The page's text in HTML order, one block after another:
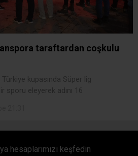
taraftardan coşkulu
kupasında Süper lig
sporu eleyerek adını 16
hesaplarımızı keşfedin